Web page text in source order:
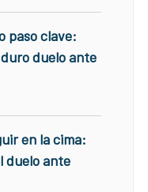
paso clave:
duelo ante
en la cima:
duelo ante